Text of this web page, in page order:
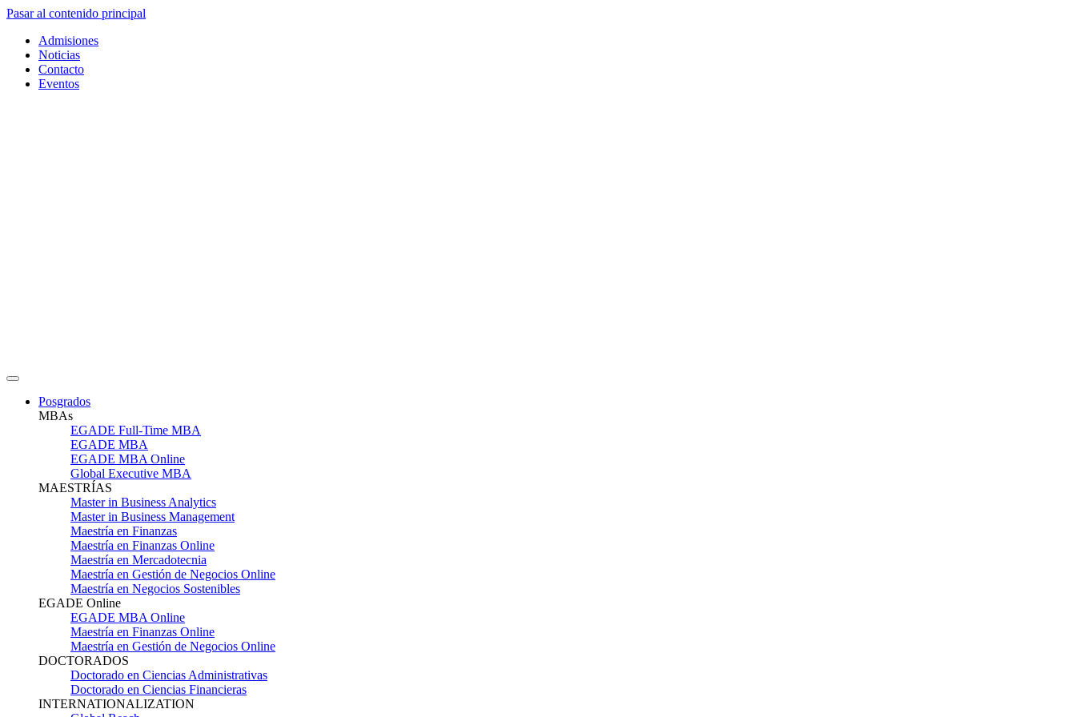
Pasar al contenido principal
Admisiones
Noticias
Contacto
Eventos
Posgrados
MBAs
EGADE Full-Time MBA
EGADE MBA
EGADE MBA Online
Global Executive MBA
MAESTRÍAS
Master in Business Analytics
Master in Business Management
Maestría en Finanzas
Maestría en Finanzas Online
Maestría en Mercadotecnia
Maestría en Gestión de Negocios Online
Maestría en Negocios Sostenibles
EGADE Online
EGADE MBA Online
Maestría en Finanzas Online
Maestría en Gestión de Negocios Online
DOCTORADOS
Doctorado en Ciencias Administrativas
Doctorado en Ciencias Financieras
INTERNATIONALIZATION